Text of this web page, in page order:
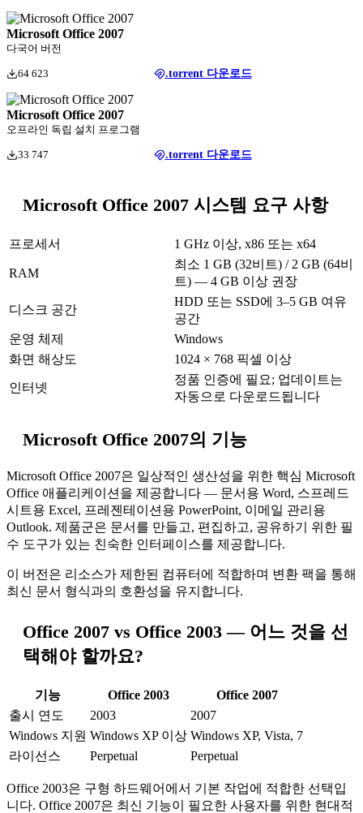
Microsoft Office 2007
다국어 버전
64 623 .torrent 다운로드
Microsoft Office 2007
오프라인 독립 설치 프로그램
33 747 .torrent 다운로드
Microsoft Office 2007 시스템 요구 사항
프로세서 1 GHz 이상, x86 또는 x64
RAM
최소 1 GB (32비트) / 2 GB (64비
트) — 4 GB 이상 권장
디스크 공간
HDD 또는 SSD에 3–5 GB 여유
공간
운영 체제
Windows
화면 해상도
1024 × 768 픽셀 이상
인터넷
정품 인증에 필요; 업데이트는
자동으로 다운로드됩니다
Microsoft Office 2007의 기능
Microsoft Office 2007은 일상적인 생산성을 위한 핵심 Microsoft
Office 애플리케이션을 제공합니다 — 문서용 Word, 스프레드
시트용 Excel, 프레젠테이션용 PowerPoint, 이메일 관리용
Outlook. 제품군은 문서를 만들고, 편집하고, 공유하기 위한 필
수 도구가 있는 친숙한 인터페이스를 제공합니다.
이 버전은 리소스가 제한된 컴퓨터에 적합하며 변환 팩을 통해
최신 문서 형식과의 호환성을 유지합니다.
Office 2007 vs Office 2003 — 어느 것을 선
택해야 할까요?
기능 Office 2003
Office 2007
출시 연도
2003
2007
Windows 지원 Windows XP 이상 Windows XP, Vista, 7
라이선스
Perpetual Perpetual
Office 2003은 구형 하드웨어에서 기본 작업에 적합한 선택입
니다. Office 2007은 최신 기능이 필요한 사용자를 위한 현대적